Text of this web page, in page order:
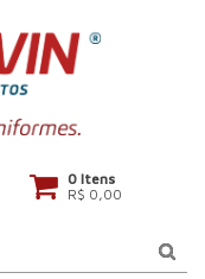
0 Itens
R$ 0,00